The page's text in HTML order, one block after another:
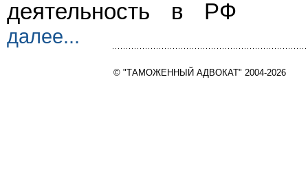
деятельность в РФ
далее...
© "ТАМОЖЕННЫЙ АДВОКАТ" 2004-2026